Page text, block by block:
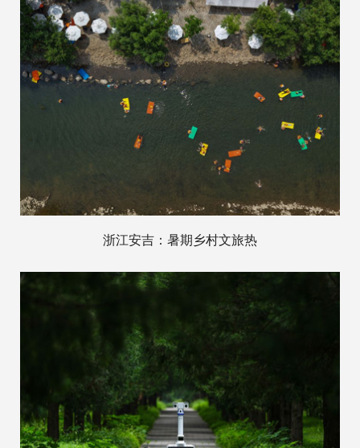
浙江安吉：暑期乡村文旅热